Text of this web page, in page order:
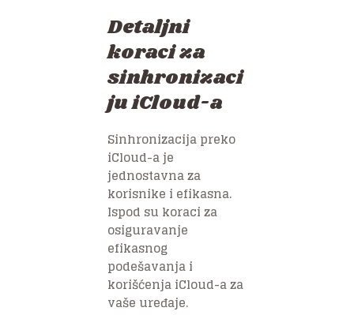
Detaljni
koraci za
sinhronizaci
ju iCloud-a
Sinhronizacija preko
iCloud-a je
jednostavna za
korisnike i efikasna.
Ispod su koraci za
osiguravanje
efikasnog
podešavanja i
korišćenja iCloud-a za
vaše uređaje.